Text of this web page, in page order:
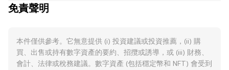
免責聲明
本件僅供參考。它無意提供 (i) 投資建議或投資推薦，(ii) 購
買、出售或持有數字資產的要約、招攬或誘導，或 (iii) 財務、
會計、法律或稅務建議。數字資產 (包括穩定幣和 NFT) 會受到